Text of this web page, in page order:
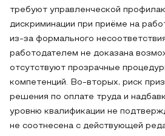
требуют управленческой
дискриминации при приёме на
из-за формального
работодателем не доказана
отсутствуют прозрачные
компетенций. Во-вторых, риск
решения по оплате труда и
уровню квалификации не
не соотнесена с действующей